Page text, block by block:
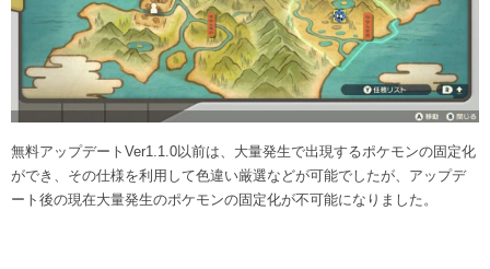
無料アップデートVer1.1.0以前は、大量発生で出現するポケモンの固定化
ができ、その仕様を利用して色違い厳選などが可能でしたが、アップデ
ート後の現在大量発生のポケモンの固定化が不可能になりました。